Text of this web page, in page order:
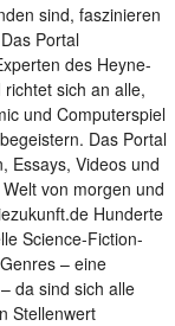
sind, faszinieren
Portal
des Heyne-
sich an alle,
und Computerspiel
Das Portal
Essays, Videos und
von morgen und
Hunderte
Science-Fiction-
– eine
da sind sich alle
Stellenwert